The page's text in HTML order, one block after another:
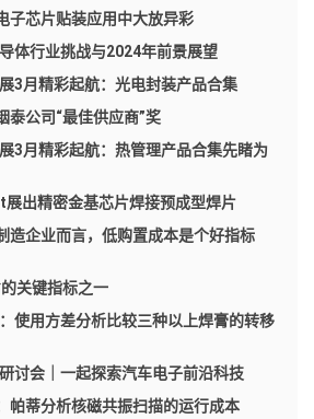
子芯片贴装应用中大放异彩
体行业挑战与2024年前景展望
3月精彩起航：光电封装产品合集
泰公司“最佳供应商”奖
3月精彩起航：热管理产品合集先睹为
展出精密金基芯片焊接预成型焊片
造企业而言，低购置成本是个好指标
关键指标之一
使用方差分析比较三种以上焊膏的转移
讨会｜一起探索汽车电子前沿科技
帕蒂分析核磁共振扫描的运行成本